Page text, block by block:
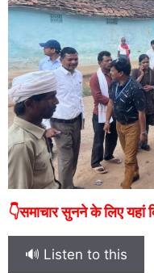
👇समाचार सुनने के लिए यहां
🔊 Listen to this